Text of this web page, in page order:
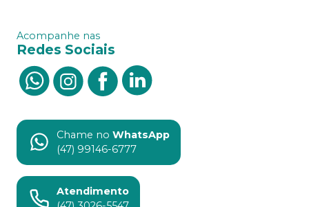
Acompanhe nas
Redes Sociais
Chame no WhatsApp
(47) 99146-6777
Atendimento